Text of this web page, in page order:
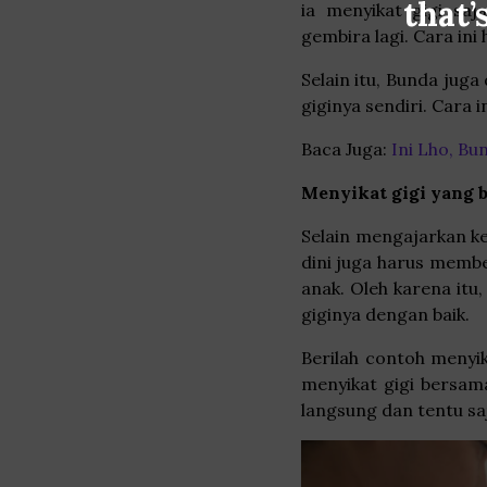
ia menyikat gigi
gembira lagi. Cara ini
Selain itu, Bunda
giginya sendiri. Cara
Baca Juga: Ini Lho,
Menyikat gigi yang
Selain mengajarkan
dini juga harus
anak. Oleh karena
giginya dengan baik.
Berilah contoh
menyikat gigi
langsung dan tentu